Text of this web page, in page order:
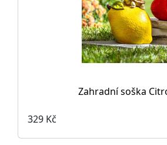
Zahradní soška
329 Kč